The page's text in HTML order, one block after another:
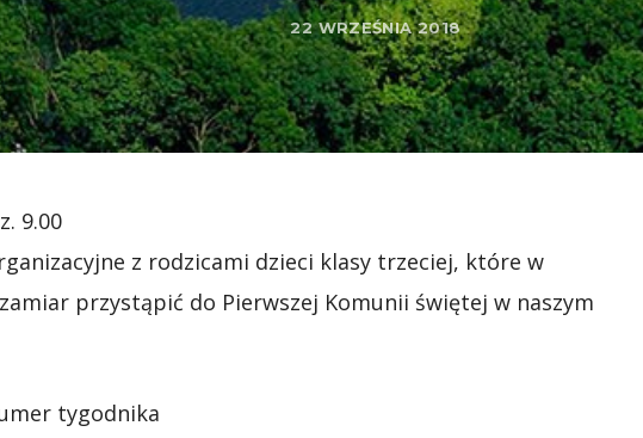
22 WRZEŚNIA 2018
9.00
z rodzicami dzieci klasy trzeciej, które w
przystąpić do Pierwszej Komunii świętej w naszym
tygodnika